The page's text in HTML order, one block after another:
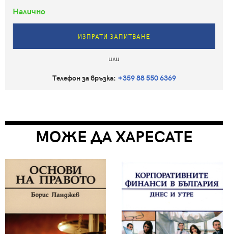
Налично
ИЗПРАТИ ЗАПИТВАНЕ
или
Телефон за връзка: +359 88 550 6369
МОЖЕ ДА ХАРЕСАТЕ